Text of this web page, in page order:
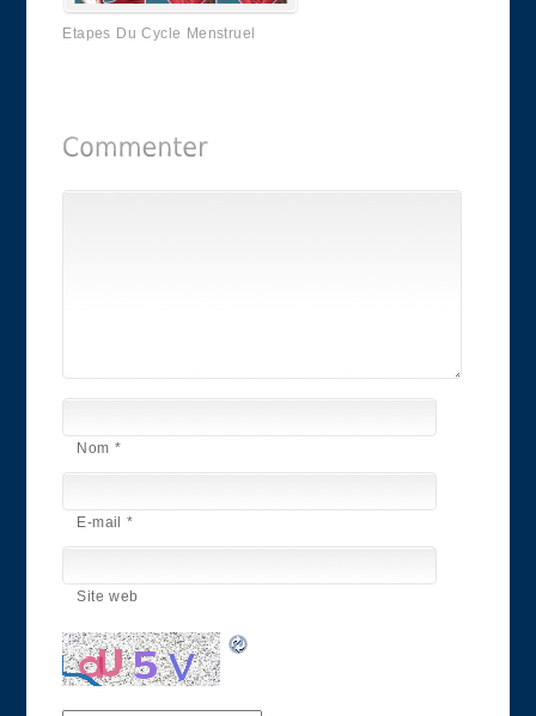
Etapes Du Cycle Menstruel
Nom*
E-mail*
Site web